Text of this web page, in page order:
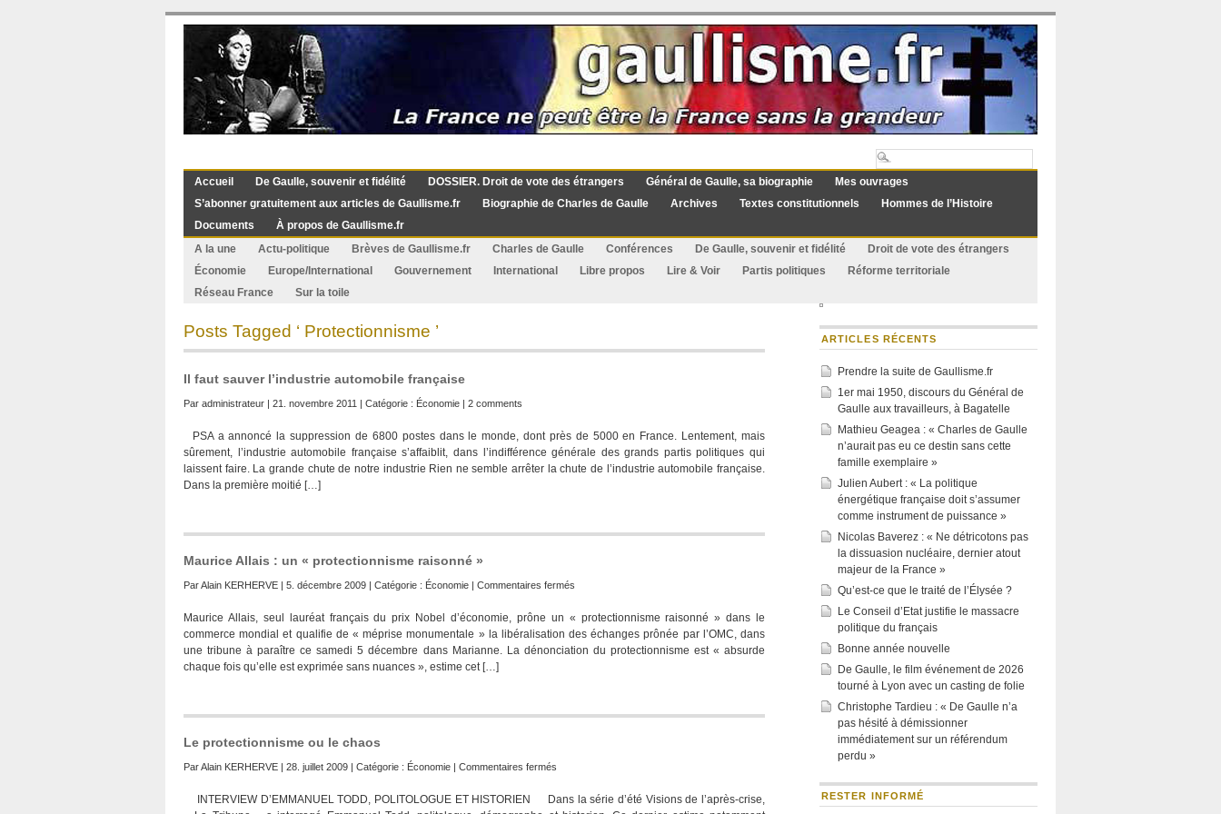
Accueil De Gaulle, souvenir et fidélité DOSSIER. Droit de vote des étrangers Général de Gaulle, sa biographie
Mes ouvrages
S’abonner gratuitement aux articles de Gaullisme.fr
Biographie de Charles de Gaulle Archives Textes constitutionnels
Hommes de l’Histoire
Documents
À propos de Gaullisme.fr
A la une
Actu-politique Brèves de Gaullisme.fr Charles de Gaulle Conférences De Gaulle, souvenir et fidélité
Droit de vote des étrangers
Économie
Europe/International Gouvernement International Libre propos Lire & Voir Partis politiques
Réforme territoriale
Réseau France
Sur la toile
Posts Tagged ‘ Protectionnisme ’
Il faut sauver l’industrie automobile française
Par administrateur | 21. novembre 2011 | Catégorie : Économie | 2 comments
PSA a annoncé la suppression de 6800 postes dans le monde, dont près de 5000 en France. Lentement, mais
sûrement, l’industrie automobile française s’affaiblit, dans l’indifférence générale des grands partis politiques qui
laissent faire. La grande chute de notre industrie Rien ne semble arrêter la chute de l’industrie automobile française.
Dans la première moitié […]
Maurice Allais : un « protectionnisme raisonné »
ParAlain KERHERVE | 5. décembre 2009 | Catégorie : Économie | Commentaires fermés
Allais
:
un
Maurice Allais, seul lauréat français du prix Nobel d’économie, prône un « protectionnisme raisonné » dans le
commerce mondial et qualifie de « méprise monumentale » la libéralisation des échanges prônée par l’OMC, dans
une tribune à paraître ce samedi 5 décembre dans Marianne. La dénonciation du protectionnisme est « absurde
chaque fois qu’elle est exprimée sans nuances », estime cet […]
Le protectionnisme ou le chaos
ParAlain KERHERVE | 28. juillet 2009 | Catégorie : Économie | Commentaires fermés
protectionnisme
INTERVIEW D’EMMANUEL TODD, POLITOLOGUE ET HISTORIEN Dans la série d’été Visions de l’après-crise,
ARTICLES RÉCENTS
Prendre la suite de Gaullisme.fr
1er mai 1950, discours du Général de
Gaulle aux travailleurs, à Bagatelle
Mathieu Geagea : « Charles de Gaulle
n’aurait pas eu ce destin sans cette
famille exemplaire »
Julien Aubert : « La politique
énergétique française doit s’assumer
comme instrument de puissance »
Nicolas Baverez : « Ne détricotons pas
la dissuasion nucléaire, dernier atout
majeur de la France »
Qu’est-ce que le traité de l’Élysée ?
Le Conseil d’Etat justifie le massacre
politique du français
Bonne année nouvelle
De Gaulle, le film événement de 2026
tourné à Lyon avec un casting de folie
Christophe Tardieu : « De Gaulle n’a
pas hésité à démissionner
immédiatement sur un référendum
perdu »
RESTER INFORMÉ